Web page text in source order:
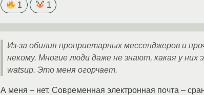
1 1
Из-за обилия проприетарных мессенджеров и
некому. Многие люди даже не знают, какая у
watsup. Это меня огорчает.
А меня – нет. Современная электронная почта –